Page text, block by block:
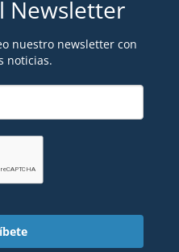
Newsletter
nuestro newsletter con
noticias.